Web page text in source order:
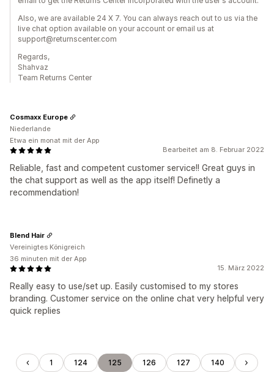
Also, we are available 24 X 7. You can always reach out to us via the
live chat option available on your account or email us at
support@returnscenter.com
Regards,
Shahvaz
Team Returns Center
Bearbeitet am 8. Februar 2022
Reliable, fast and competent customer service!! Great guys in
the chat support as well as the app itself! Definetly a
recommendation!
Cosmaxx Europe
Niederlande
Etwa ein monat mit der App
15. März 2022
Really easy to use/set up. Easily customised to my stores
branding. Customer service on the online chat very helpful very
quick replies
Blend Hair
Vereinigtes Königreich
36 minuten mit der App
1 124 125 126 127 140